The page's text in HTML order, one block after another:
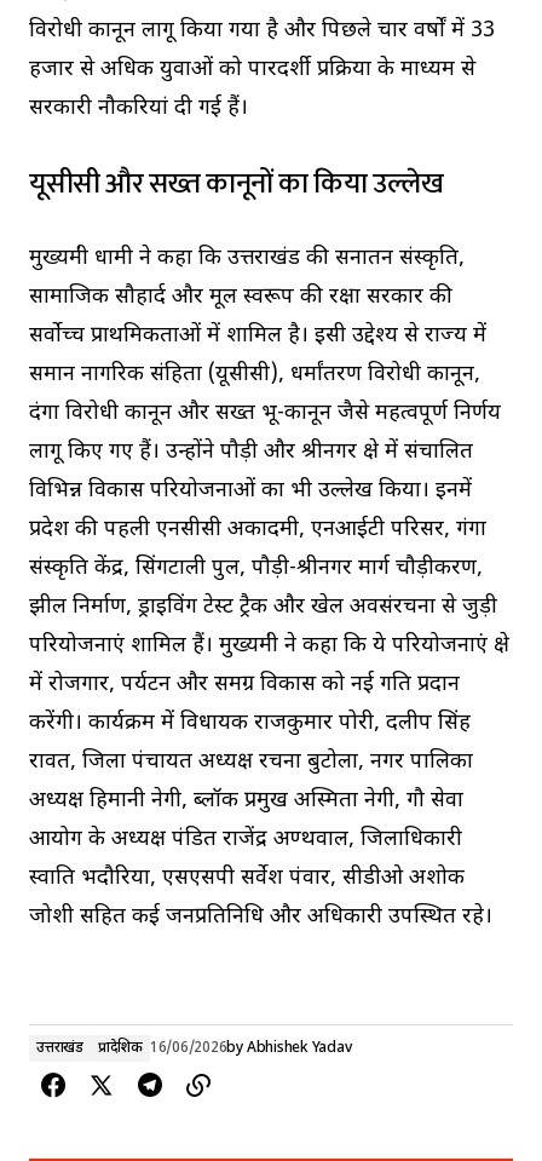
विरोधी कानून लागू किया गया है और पिछले चार वर्षों में 33
हजार से अधिक युवाओं को पारदर्शी प्रक्रिया के माध्यम से
सरकारी नौकरियां दी गई हैं।
यूसीसी और सख्त कानूनों का किया उल्लेख
मुख्यमंत्री धामी ने कहा कि उत्तराखंड की सनातन संस्कृति,
सामाजिक सौहार्द और मूल स्वरूप की रक्षा सरकार की
सर्वोच्च प्राथमिकताओं में शामिल है। इसी उद्देश्य से राज्य में
समान नागरिक संहिता (यूसीसी), धर्मांतरण विरोधी कानून,
दंगा विरोधी कानून और सख्त भू-कानून जैसे महत्वपूर्ण निर्णय
लागू किए गए हैं। उन्होंने पौड़ी और श्रीनगर क्षेत्र में संचालित
विभिन्न विकास परियोजनाओं का भी उल्लेख किया। इनमें
प्रदेश की पहली एनसीसी अकादमी, एनआईटी परिसर, गंगा
संस्कृति केंद्र, सिंगटाली पुल, पौड़ी-श्रीनगर मार्ग चौड़ीकरण,
झील निर्माण, ड्राइविंग टेस्ट ट्रैक और खेल अवसंरचना से जुड़ी
परियोजनाएं शामिल हैं। मुख्यमंत्री ने कहा कि ये परियोजनाएं क्षेत्र
में रोजगार, पर्यटन और समग्र विकास को नई गति प्रदान
करेंगी। कार्यक्रम में विधायक राजकुमार पोरी, दलीप सिंह
रावत, जिला पंचायत अध्यक्ष रचना बुटोला, नगर पालिका
अध्यक्ष हिमानी नेगी, ब्लॉक प्रमुख अस्मिता नेगी, गौ सेवा
आयोग के अध्यक्ष पंडित राजेंद्र अण्थवाल, जिलाधिकारी
स्वाति भदौरिया, एसएसपी सर्वेश पंवार, सीडीओ अशोक
जोशी सहित कई जनप्रतिनिधि और अधिकारी उपस्थित रहे।
उत्तराखंड प्रादेशिक 16/06/2026byAbhishek Yadav